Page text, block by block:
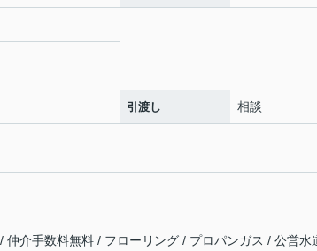
引渡し 相談
仲介手数料無料 / フローリング / プロパンガス / 公営